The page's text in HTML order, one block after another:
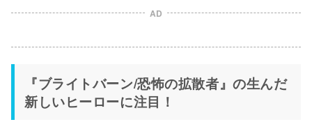
AD
『ブライトバーン/恐怖の拡散者』の生んだ
新しいヒーローに注目！